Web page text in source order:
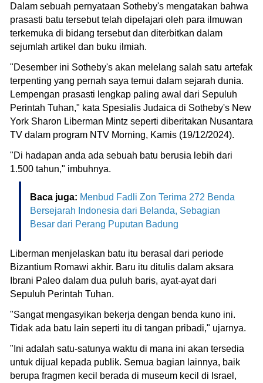
Dalam sebuah pernyataan Sotheby's mengatakan bahwa
prasasti batu tersebut telah dipelajari oleh para ilmuwan
terkemuka di bidang tersebut dan diterbitkan dalam
sejumlah artikel dan buku ilmiah.
"Desember ini Sotheby's akan melelang salah satu artefak
terpenting yang pernah saya temui dalam sejarah dunia.
Lempengan prasasti lengkap paling awal dari Sepuluh
Perintah Tuhan," kata Spesialis Judaica di Sotheby's New
York Sharon Liberman Mintz seperti diberitakan Nusantara
TV dalam program NTV Morning, Kamis (19/12/2024).
"Di hadapan anda ada sebuah batu berusia lebih dari
1.500 tahun," imbuhnya.
Baca juga: Menbud Fadli Zon Terima 272 Benda
Bersejarah Indonesia dari Belanda, Sebagian
Besar dari Perang Puputan Badung
Liberman menjelaskan batu itu berasal dari periode
Bizantium Romawi akhir. Baru itu ditulis dalam aksara
Ibrani Paleo dalam dua puluh baris, ayat-ayat dari
Sepuluh Perintah Tuhan.
"Sangat mengasyikan bekerja dengan benda kuno ini.
Tidak ada batu lain seperti itu di tangan pribadi," ujarnya.
"Ini adalah satu-satunya waktu di mana ini akan tersedia
untuk dijual kepada publik. Semua bagian lainnya, baik
berupa fragmen kecil berada di museum kecil di Israel,